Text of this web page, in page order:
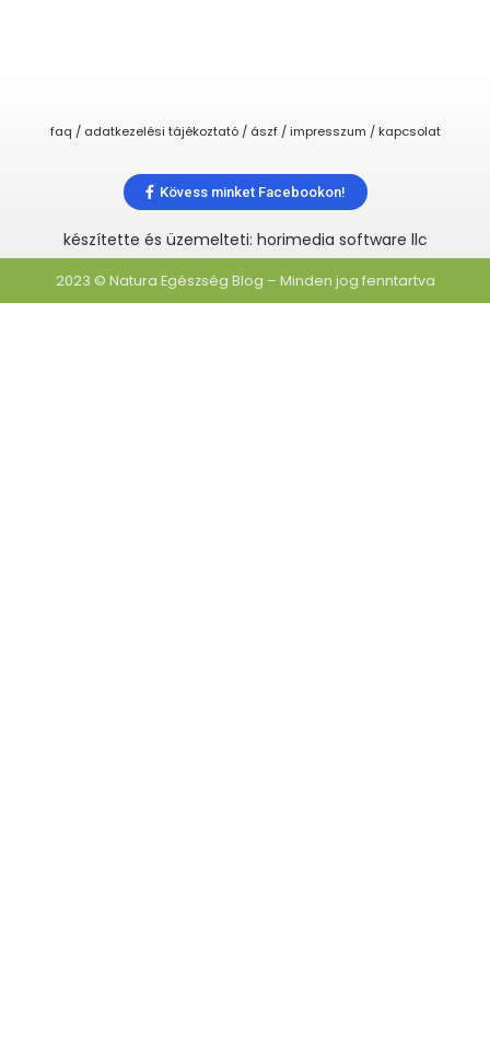
faq / adatkezelési tájékoztató / ászf / impresszum / kapcsolat
Kövess minket Facebookon!
készítette és üzemelteti: horimedia software llc
2023 © Natura Egészség Blog – Minden jog fenntartva